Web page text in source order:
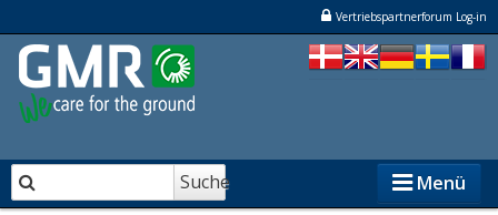
Vertriebspartnerforum Log-in
Suche Menü